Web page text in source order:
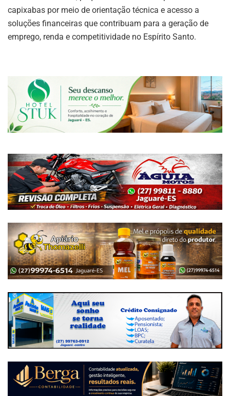
capixabas por meio de orientação técnica e acesso a
soluções financeiras que contribuam para a geração de
emprego, renda e competitividade no Espírito Santo.